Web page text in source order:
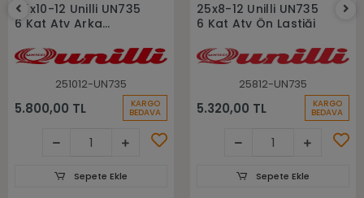
25x10-12 Unilli UN735
6 Kat Atv Arka
251012-UN735
5.800,00 TL KARGO
BEDAVA
Sepete Ekle
25x8-12 Unilli UN735
6 Kat Atv Ön Lastiği
25812-UN735
5.320,00 TL KARGO
BEDAVA
Sepete Ekle